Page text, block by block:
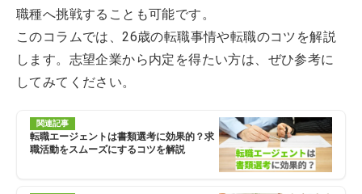
職種へ挑戦することも可能です。
このコラムでは、26歳の転職事情や転職のコツを解説
します。志望企業から内定を得たい方は、ぜひ参考に
してみてください。
関連記事
転職エージェントは書類選考に効果的？求
職活動をスムーズにするコツを解説